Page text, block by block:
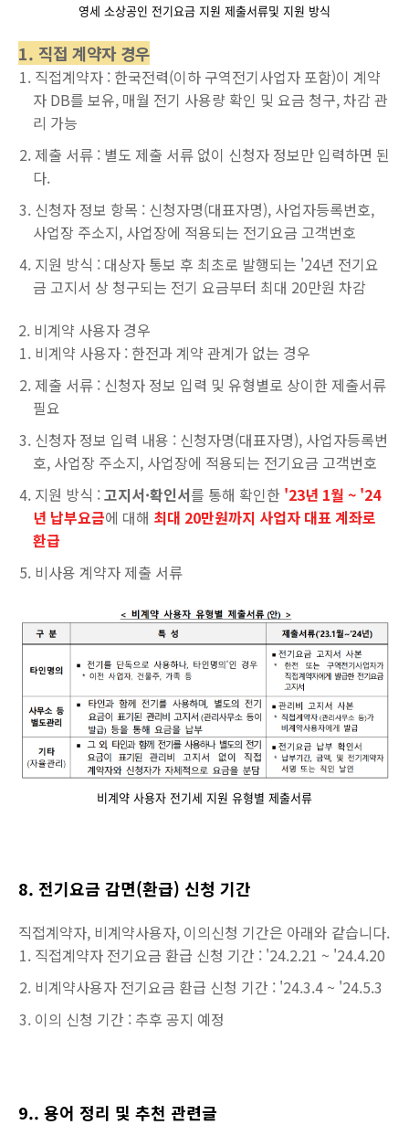
영세 소상공인 전기요금 지원 제출서류및 지원 방식
1. 직접 계약자 경우
직접계약자 : 한국전력(이하 구역전기사업자 포함)이 계약
자 DB를 보유, 매월 전기 사용량 확인 및 요금 청구, 차감 관
리 가능
제출 서류 : 별도 제출 서류 없이 신청자 정보만 입력하면 된
다.
신청자 정보 항목 : 신청자명(대표자명), 사업자등록번호,
사업장 주소지, 사업장에 적용되는 전기요금 고객번호
지원 방식 : 대상자 통보 후 최초로 발행되는 '24년 전기요
금 고지서 상 청구되는 전기 요금부터 최대 20만원 차감
2. 비계약 사용자 경우
비계약 사용자 : 한전과 계약 관계가 없는 경우
제출 서류 : 신청자 정보 입력 및 유형별로 상이한 제출서류
필요
신청자 정보 입력 내용 : 신청자명(대표자명), 사업자등록번
호, 사업장 주소지, 사업장에 적용되는 전기요금 고객번호
지원 방식 :고지서·확인서를 통해 확인한 '23년 1월 ~ '24
년 납부요금에 대해 최대 20만원까지 사업자 대표 계좌로
환급
비사용 계약자 제출 서류
비계약 사용자 전기세 지원 유형별 제출서류
8. 전기요금 감면(환급) 신청 기간
직접계약자, 비계약사용자, 이의신청 기간은 아래와 같습니다.
직접계약자 전기요금 환급 신청 기간 : '24.2.21 ~ '24.4.20
비계약사용자 전기요금 환급 신청 기간 : '24.3.4 ~ '24.5.3
이의 신청 기간 : 추후 공지 예정
9.. 용어 정리 및 추천 관련글